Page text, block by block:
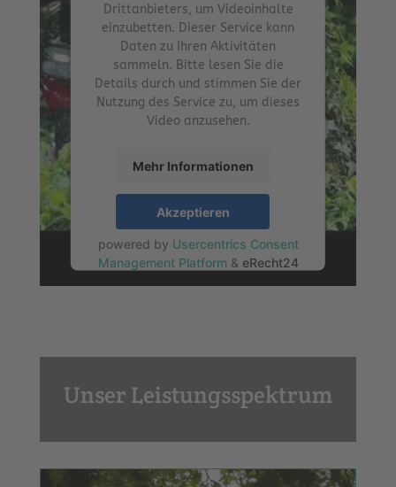
Drittanbieters, um Videoinhalte
einzubetten. Dieser Service kann
Daten zu Ihren Aktivitäten
sammeln. Bitte lesen Sie die
Details durch und stimmen Sie der
Nutzung des Service zu, um dieses
Video anzusehen.
Mehr Informationen
Akzeptieren
powered by Usercentrics Consent
Management Platform& eRecht24
Unser Leistungsspektrum